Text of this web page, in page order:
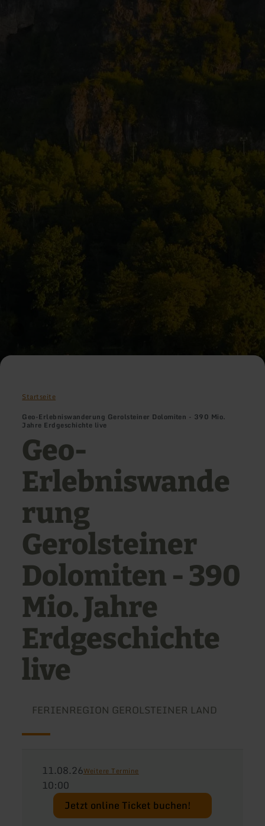
Startseite
Geo-Erlebniswanderung Gerolsteiner Dolomiten - 390 Mio.
Jahre Erdgeschichte live
Geo-
Erlebniswande
rung
Gerolsteiner
Dolomiten - 390
Mio. Jahre
Erdgeschichte
live
FERIENREGION GEROLSTEINER LAND
11.08.26Weitere Termine
10:00
Jetzt online Ticket buchen!